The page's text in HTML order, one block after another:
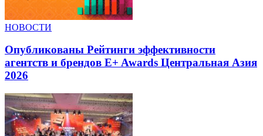
НОВОСТИ
Опубликованы Рейтинги эффективности
агентств и брендов E+ Awards Центральная Азия
2026